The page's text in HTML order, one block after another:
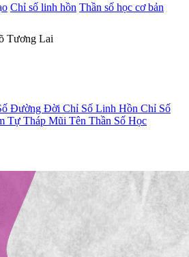
Chỉ số linh hồn Thần số học cơ bản
Tương Lai
Đường Đời Chỉ Số Linh Hồn Chỉ Số
Tự Tháp Mũi Tên Thần Số Học